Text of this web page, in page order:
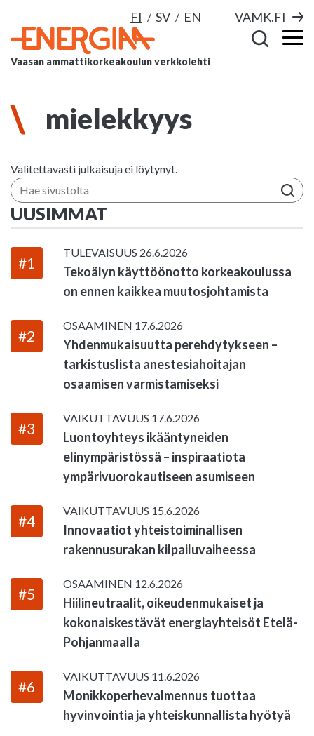
FI SV EN VAMK.FI
Vaasan ammattikorkeakoulun verkkolehti
mielekkyys
Valitettavasti julkaisuja ei löytynyt.
Hae sivustolta
UUSIMMAT
#1
TULEVAISUUS 26.6.2026
Tekoälyn käyttöönotto korkeakoulussa
on ennen kaikkea muutosjohtamista
#2
OSAAMINEN 17.6.2026
Yhdenmukaisuutta perehdytykseen –
tarkistuslista anestesiahoitajan
osaamisen varmistamiseksi
#3
VAIKUTTAVUUS 17.6.2026
Luontoyhteys ikääntyneiden
elinympäristössä – inspiraatiota
ympärivuorokautiseen asumiseen
#4
VAIKUTTAVUUS 15.6.2026
Innovaatiot yhteistoiminallisen
rakennusurakan kilpailuvaiheessa
#5
OSAAMINEN 12.6.2026
Hiilineutraalit, oikeudenmukaiset ja
kokonaiskestävät energiayhteisöt Etelä-
Pohjanmaalla
#6
VAIKUTTAVUUS 11.6.2026
Monikkoperhevalmennus tuottaa
hyvinvointia ja yhteiskunnallista hyötyä